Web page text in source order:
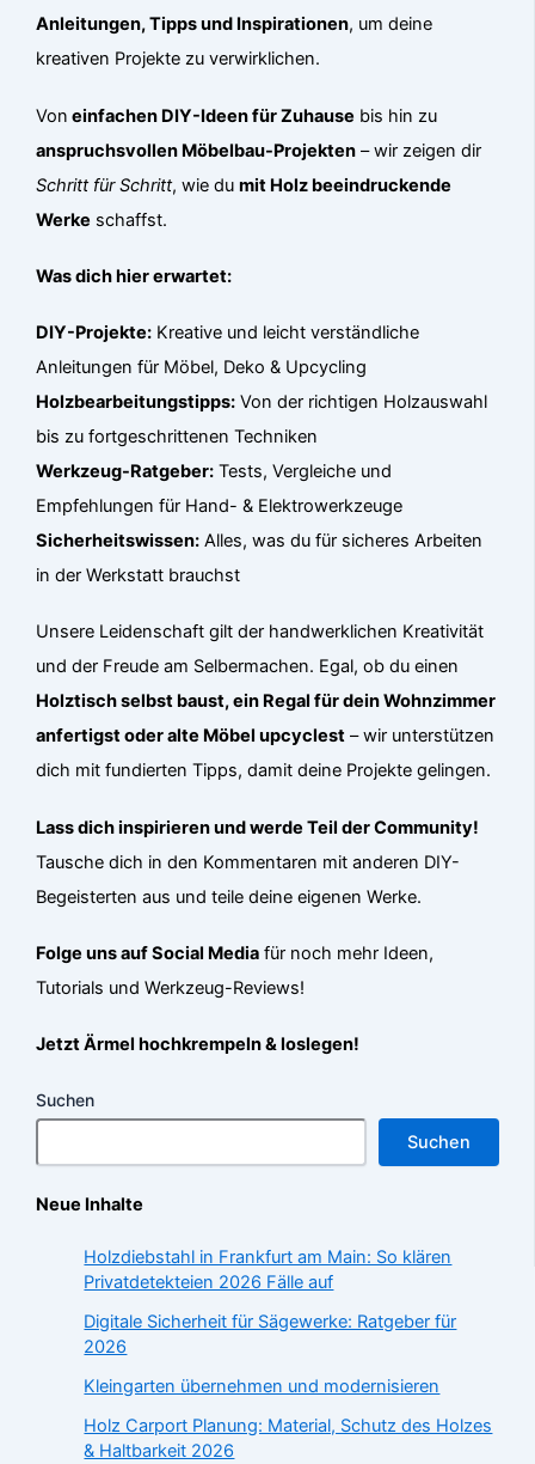
Anleitungen, Tipps und Inspirationen, um deine
kreativen Projekte zu verwirklichen.
Von einfachen DIY-Ideen für Zuhause bis hin zu
anspruchsvollen Möbelbau-Projekten – wir zeigen dir
Schritt für Schritt, wie dumit Holz beeindruckende
Werke schaffst.
Was dich hier erwartet:
DIY-Projekte: Kreative und leicht verständliche
Anleitungen für Möbel, Deko & Upcycling
Holzbearbeitungstipps: Von der richtigen Holzauswahl
bis zu fortgeschrittenen Techniken
Werkzeug-Ratgeber: Tests, Vergleiche und
Empfehlungen für Hand- & Elektrowerkzeuge
Sicherheitswissen: Alles, was du für sicheres Arbeiten
in der Werkstatt brauchst
Unsere Leidenschaft gilt der handwerklichen Kreativität
und der Freude am Selbermachen. Egal, ob du einen
Holztisch selbst baust, ein Regal für dein Wohnzimmer
anfertigst oder alte Möbel upcyclest – wir unterstützen
dich mit fundierten Tipps, damit deine Projekte gelingen.
Lass dich inspirieren und werde Teil der Community!
Tausche dich in den Kommentaren mit anderen DIY-
Begeisterten aus und teile deine eigenen Werke.
Folge uns auf Social Media für noch mehr Ideen,
Tutorials und Werkzeug-Reviews!
Jetzt Ärmel hochkrempeln & loslegen!
Suchen
Suchen
Neue Inhalte
Holzdiebstahl in Frankfurt am Main: So klären
Privatdetekteien 2026 Fälle auf
Digitale Sicherheit für Sägewerke: Ratgeber für
2026
Kleingarten übernehmen und modernisieren
Holz Carport Planung: Material, Schutz des Holzes
& Haltbarkeit 2026